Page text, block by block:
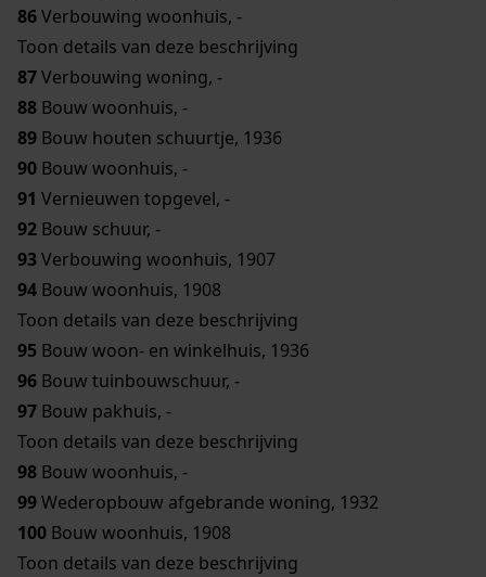
86Verbouwing woonhuis, -
Toon details van deze beschrijving
87Verbouwing woning, -
88 Bouw woonhuis, -
89 Bouw houten schuurtje, 1936
90 Bouw woonhuis, -
91 Vernieuwen topgevel, -
92 Bouw schuur, -
93Verbouwing woonhuis, 1907
94 Bouw woonhuis, 1908
Toon details van deze beschrijving
95 Bouw woon- en winkelhuis, 1936
96 Bouw tuinbouwschuur, -
97 Bouw pakhuis, -
Toon details van deze beschrijving
98 Bouw woonhuis, -
99Wederopbouw afgebrande woning, 1932
100 Bouw woonhuis, 1908
Toon details van deze beschrijving